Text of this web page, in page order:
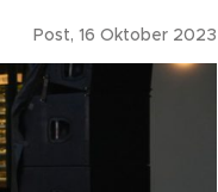
Post, 16 Oktober 2023